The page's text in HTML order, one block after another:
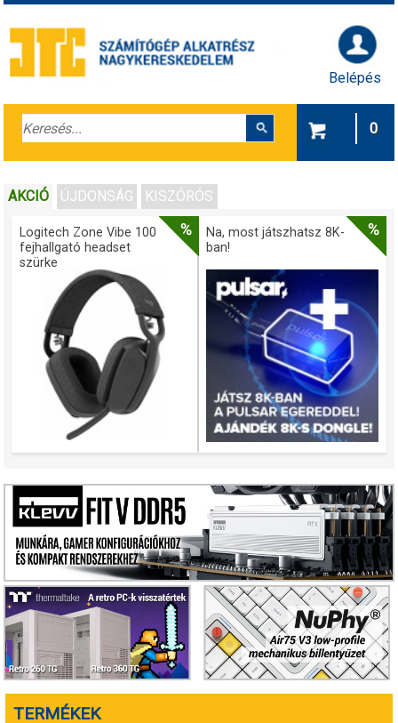
Belépés
0
AKCIÓ ÚJDONSÁG KISZÓRÓS
Logitech Zone Vibe 100
fejhallgató headset
szürke
Na, most játszhatsz 8K-
ban!
TERMÉKEK